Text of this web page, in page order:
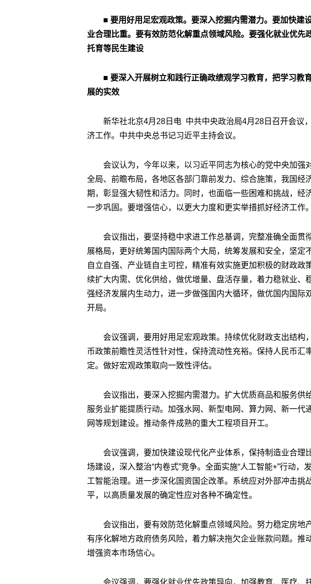
■ 要用好用足宏观政策。要深入挖掘内需潜力。要加快建
业合理比重。要有效防范化解重点领域风险。要强化就业优先
托育等民生建设
■ 要深入开展树立和践行正确政绩观学习教育，把学习教
展的实效
新华社北京4月28日电 中共中央政治局4月28日召开会议
济工作。中共中央总书记习近平主持会议。
会议认为，今年以来，以习近平同志为核心的党中央加强
全局、前瞻布局，各地区各部门靠前发力、综合施策，我国经
期，彰显强大韧性和活力。同时，也面临一些困难和挑战，经
一步巩固。要增强信心，以更大力度和更实举措抓好经济工作。
会议指出，要坚持稳中求进工作总基调，完整准确全面贯
展格局，更好统筹国内国际两个大局，统筹发展和安全，坚定
自立自强、产业链自主可控，精准有效实施更加积极的财政政
续扩大内需、优化供给，做优增量、盘活存量，着力稳就业、
强经济发展内生动力，进一步做强国内大循环，做优国内国际
开局。
会议强调，要用好用足宏观政策。持续优化财政支出结构
币政策前瞻性灵活性针对性，保持流动性充裕。保持人民币汇
定。做好宏观政策取向一致性评估。
会议指出，要深入挖掘内需潜力。扩大优质商品和服务供
服务业扩能提质行动。加强水网、新型电网、算力网、新一代
网等规划建设。推动条件成熟的重大工程项目开工。
会议强调，要加快建设现代化产业体系，保持制造业合理
场建设，深入整治“内卷式”竞争。全面实施“人工智能+”行动，
工智能治理。进一步深化国资国企改革。系统应对外部冲击挑
平，以高质量发展的确定性应对各种不确定性。
会议指出，要有效防范化解重点领域风险。努力稳定房地
有序化解地方政府债务风险，着力解决拖欠企业账款问题。推
增强资本市场信心。
会议强调，要强化就业优先政策导向，加强教育、医疗、